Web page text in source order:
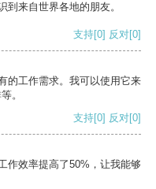
到来自世界各地的朋友。
支持[0] 反对[0]
的工作需求。我可以使用它来
。
支持[0] 反对[0]
作效率提高了50%，让我能够